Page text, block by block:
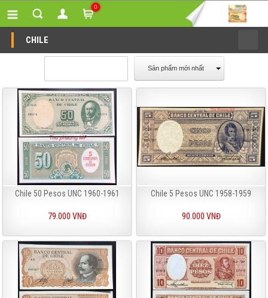
0
CHILE
Sản phẩm mới nhất
Chile 50 Pesos UNC 1960-1961
79.000 VNĐ
Chile 5 Pesos UNC 1958-1959
90.000 VNĐ